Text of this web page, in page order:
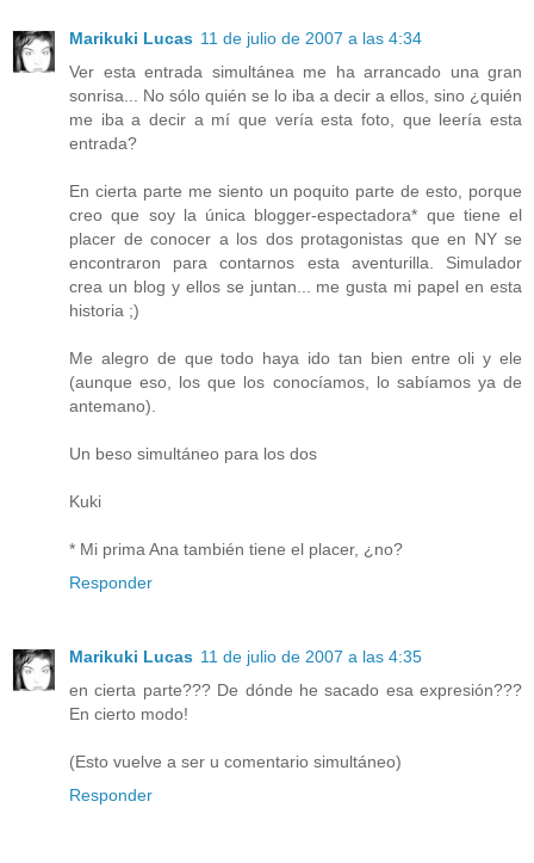
Marikuki Lucas 11 de julio de 2007 a las 4:34
Ver esta entrada simultánea me ha arrancado una gran
sonrisa... No sólo quién se lo iba a decir a ellos, sino ¿quién
me iba a decir a mí que vería esta foto, que leería esta
entrada?
En cierta parte me siento un poquito parte de esto, porque
creo que soy la única blogger-espectadora* que tiene el
placer de conocer a los dos protagonistas que en NY se
encontraron para contarnos esta aventurilla. Simulador
crea un blog y ellos se juntan... me gusta mi papel en esta
historia ;)
Me alegro de que todo haya ido tan bien entre oli y ele
(aunque eso, los que los conocíamos, lo sabíamos ya de
antemano).
Un beso simultáneo para los dos
Kuki
* Mi prima Ana también tiene el placer, ¿no?
Responder
Marikuki Lucas 11 de julio de 2007 a las 4:35
en cierta parte??? De dónde he sacado esa expresión???
En cierto modo!
(Esto vuelve a ser u comentario simultáneo)
Responder